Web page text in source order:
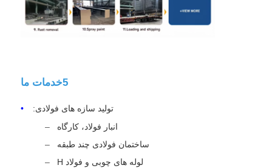
5خدمات ما
تولید سازه های فولادی:
انبار فولاد، کارگاه
ساختمان فولادی چند طبقه
لوله های چوبی و فولاد H